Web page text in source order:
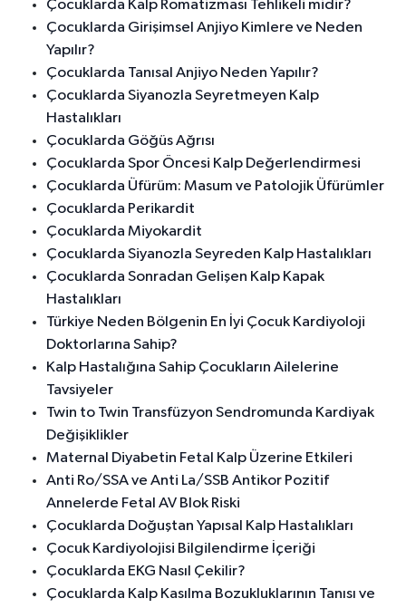
Çocuklarda Kalp Romatizması Tehlikeli midir?
Çocuklarda Girişimsel Anjiyo Kimlere ve Neden
Yapılır?
Çocuklarda Tanısal Anjiyo Neden Yapılır?
Çocuklarda Siyanozla Seyretmeyen Kalp
Hastalıkları
Çocuklarda Göğüs Ağrısı
Çocuklarda Spor Öncesi Kalp Değerlendirmesi
Çocuklarda Üfürüm: Masum ve Patolojik Üfürümler
Çocuklarda Perikardit
Çocuklarda Miyokardit
Çocuklarda Siyanozla Seyreden Kalp Hastalıkları
Çocuklarda Sonradan Gelişen Kalp Kapak
Hastalıkları
Türkiye Neden Bölgenin En İyi Çocuk Kardiyoloji
Doktorlarına Sahip?
Kalp Hastalığına Sahip Çocukların Ailelerine
Tavsiyeler
Twin to Twin Transfüzyon Sendromunda Kardiyak
Değişiklikler
Maternal Diyabetin Fetal Kalp Üzerine Etkileri
Anti Ro/SSA ve Anti La/SSB Antikor Pozitif
Annelerde Fetal AV Blok Riski
Çocuklarda Doğuştan Yapısal Kalp Hastalıkları
Çocuk Kardiyolojisi Bilgilendirme İçeriği
Çocuklarda EKG Nasıl Çekilir?
Çocuklarda Kalp Kasılma Bozukluklarının Tanısı ve